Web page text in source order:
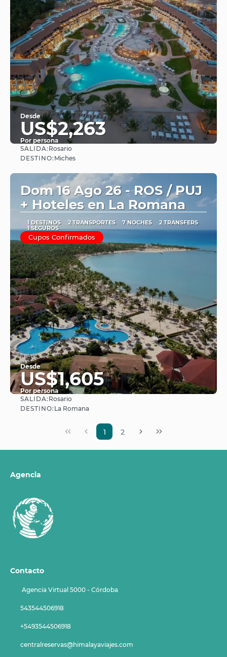
Desde
US$2,263
Por persona
SALIDA: Rosario
DESTINO: Miches
Dom 16 Ago 26 - ROS / PUJ
+ Hoteles en La Romana
1 DESTINOS 2 TRANSPORTES 7 NOCHES 2 TRANSFERS
1 SEGUROS
Cupos Confirmados
Desde
US$1,605
Por persona
SALIDA: Rosario
DESTINO: La Romana
1 2
Agencia
Contacto
Agencia Virtual 5000 - Córdoba
543544506918
+5493544506918
centralreservas@himalayaviajes.com